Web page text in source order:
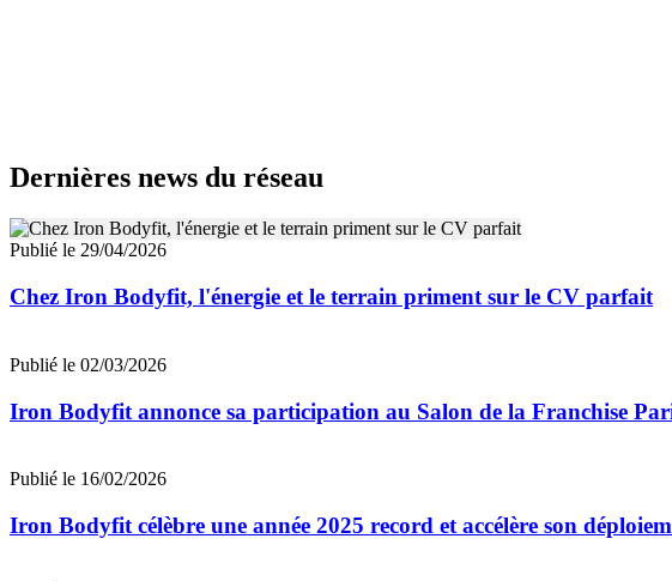
Dernières news du réseau
Publié le 29/04/2026
Chez Iron Bodyfit, l'énergie et le terrain priment sur le CV parfait
Publié le 02/03/2026
Iron Bodyfit annonce sa participation au Salon de la Franchise
Publié le 16/02/2026
Iron Bodyfit célèbre une année 2025 record et accélère son